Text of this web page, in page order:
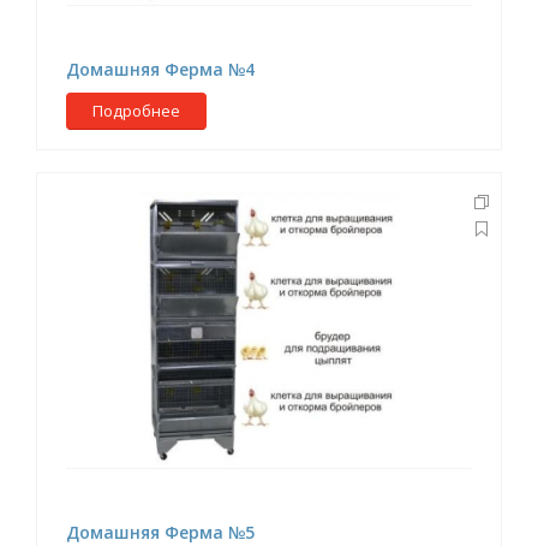
Домашняя Ферма №4
Подробнее
Домашняя Ферма №5